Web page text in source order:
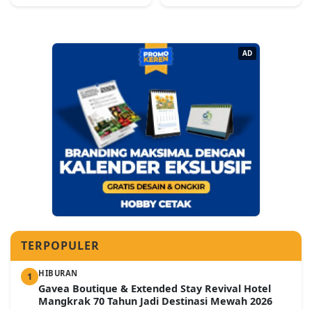
AD
TERPOPULER
1 HIBURAN
Gavea Boutique & Extended Stay Revival Hotel
Mangkrak 70 Tahun Jadi Destinasi Mewah 2026